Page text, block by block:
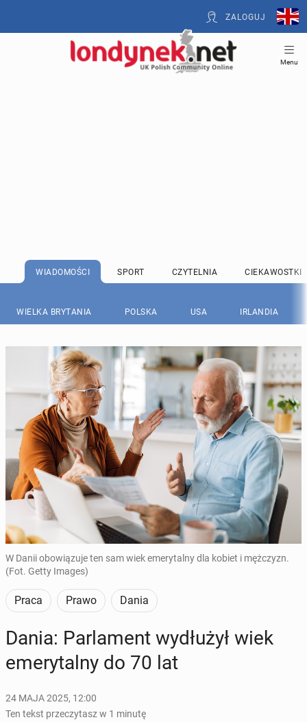
ZALOGUJ
Menu
WIADOMOŚCI SPORT CZYTELNIA CIEKAWOSTKI
WIELKA BRYTANIA POLSKA USA IRLANDIA
W Danii obowiązuje ten sam wiek emerytalny dla kobiet i mężczyzn.
(Fot. Getty Images)
Praca Prawo Dania
Dania: Par­la­ment wy­dłu­żył wiek
eme­ry­tal­ny do 70 lat
24 MAJA 2025, 12:00
Ten tekst przeczytasz w 1 minutę